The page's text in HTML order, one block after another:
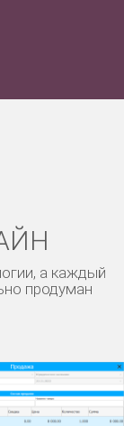
а каждый
продуман